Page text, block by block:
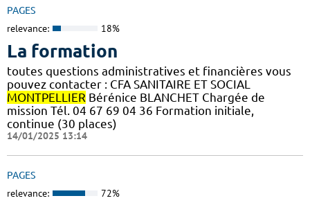
PAGES
relevance: 18%
La formation
toutes questions administratives et financières vous
pouvez contacter : CFA SANITAIRE ET SOCIAL
MONTPELLIER Bérénice BLANCHET Chargée de
mission Tél. 04 67 69 04 36 Formation initiale,
continue (30 places)
14/01/2025 13:14
PAGES
relevance: 72%